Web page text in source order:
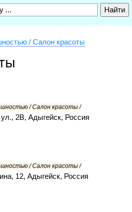
/ Салон красоты
/ Салон красоты /
2В, Адыгейск, Россия
/ Салон красоты /
12, Адыгейск, Россия